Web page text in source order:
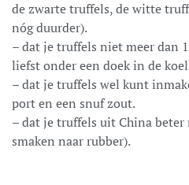
de zwarte truffels, de witte
nóg duurder).
– dat je truffels niet meer dan
liefst onder een doek in de
– dat je truffels wel kunt
port en een snuf zout.
– dat je truffels uit China
smaken naar rubber).